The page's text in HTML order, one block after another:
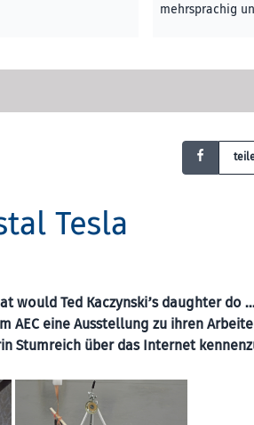
mehrsprachig
KUNST UND
Tesla
would Ted Kaczynski’s daughter do
eine Ausstellung zu ihren
Stumreich über das Internet